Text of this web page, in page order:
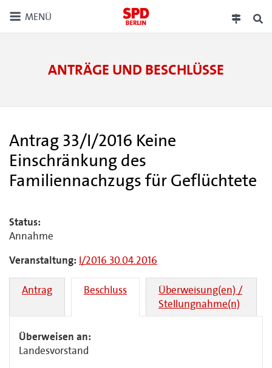
MENÜ
ANTRÄGE UND BESCHLÜSSE
Antrag 33/I/2016 Keine
Einschränkung des
Familiennachzugs für Geflüchtete
Status:
Annahme
Veranstaltung: I/2016 30.04.2016
Antrag Beschluss
Überweisung(en) /
Stellungnahme(n)
Überweisen an:
Landesvorstand